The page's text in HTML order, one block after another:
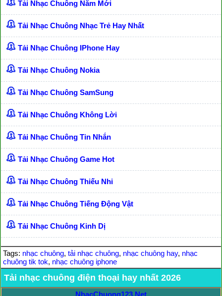
Tải Nhạc Chuông Năm Mới
Tải Nhạc Chuông Nhạc Trẻ Hay Nhất
Tải Nhạc Chuông IPhone Hay
Tải Nhạc Chuông Nokia
Tải Nhạc Chuông SamSung
Tải Nhạc Chuông Không Lời
Tải Nhạc Chuông Tin Nhắn
Tải Nhạc Chuông Game Hot
Tải Nhạc Chuông Thiếu Nhi
Tải Nhạc Chuông Tiếng Động Vật
Tải Nhạc Chuông Kinh Dị
Tags: nhạc chuông, tải nhạc chuông, nhạc chuông hay, nhạc
chuông tik tok, nhạc chuông iphone
Tải nhạc chuông điện thoại hay nhất 2026
NhacChuong123.Net